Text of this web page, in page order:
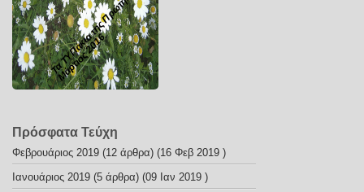
Tα ΤΥΠάκια της Πρώτης
Μάρτιος 2016
Πρόσφατα Τεύχη
Φεβρουάριος 2019 (12 άρθρα) (16 Φεβ 2019 )
Ιανουάριος 2019 (5 άρθρα) (09 Ιαν 2019 )